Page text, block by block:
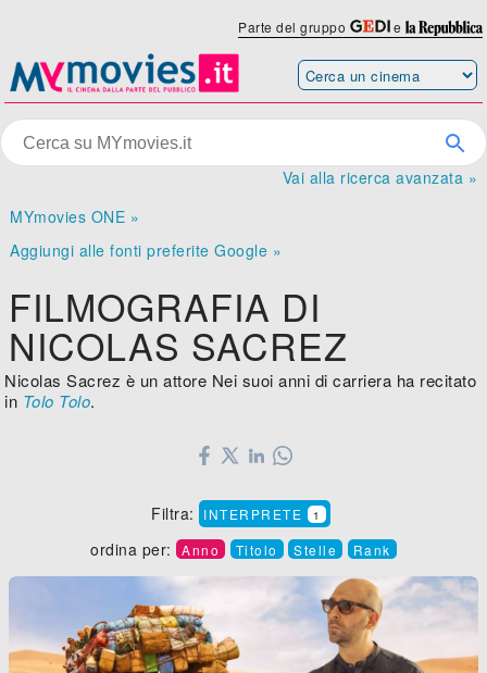
Parte del gruppo e
Vai alla ricerca avanzata »
MYmovies ONE »
Aggiungi alle fonti preferite Google »
FILMOGRAFIA DI
NICOLAS SACREZ
Nicolas Sacrez è un attore Nei suoi anni di carriera ha recitato
in Tolo Tolo.
Filtra: INTERPRETE 1
ordina per: Anno Titolo Stelle Rank